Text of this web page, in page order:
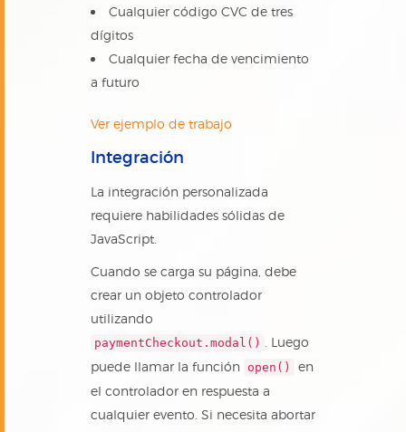
Cualquier código CVC de tres
dígitos
Cualquier fecha de vencimiento
a futuro
Ver ejemplo de trabajo
Integración
La integración personalizada
requiere habilidades sólidas de
JavaScript.
Cuando se carga su página, debe
crear un objeto controlador
utilizando
paymentCheckout.modal()
. Luego
puede llamar la función
open()
en
el controlador en respuesta a
cualquier evento. Si necesita abortar